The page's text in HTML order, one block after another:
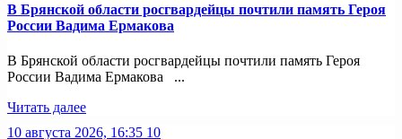
В Брянской области росгвардейцы почтили память Героя
России Вадима Ермакова
В Брянской области росгвардейцы почтили память Героя
России Вадима Ермакова ...
Читать далее
10 августа 2026, 16:35 10